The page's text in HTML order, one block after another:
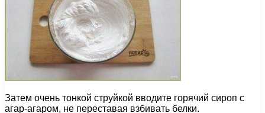
Затем очень тонкой струйкой вводите горячий сироп с
агар-агаром, не переставая взбивать белки.